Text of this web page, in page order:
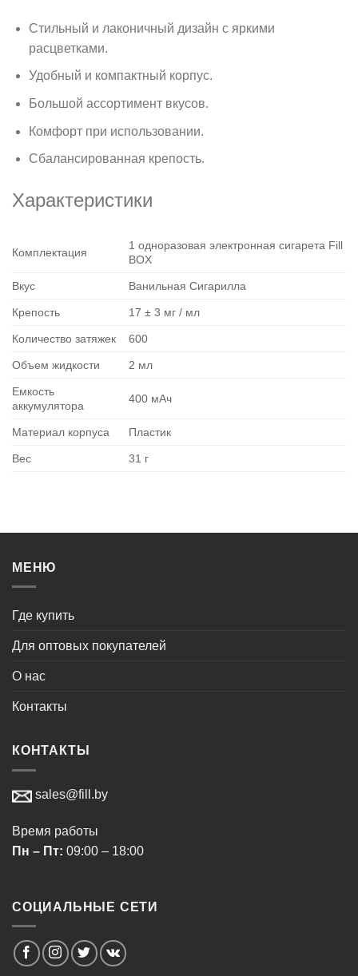
Стильный и лаконичный дизайн с яркими
расцветками.
Удобный и компактный корпус.
Большой ассортимент вкусов.
Комфорт при использовании.
Сбалансированная крепость.
Характеристики
Комплектация
1 одноразовая электронная сигарета Fill
BOX
Вкус Ванильная Сигарилла
Крепость 17 ± 3 мг / мл
Количество затяжек 600
Объем жидкости 2 мл
Емкость
аккумулятора
400 мАч
Материал корпуса Пластик
Вес 31 г
МЕНЮ
Где купить
Для оптовых покупателей
О нас
Контакты
КОНТАКТЫ
sales@fill.by
Время работы
Пн – Пт: 09:00 – 18:00
СОЦИАЛЬНЫЕ СЕТИ